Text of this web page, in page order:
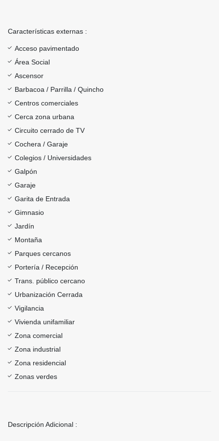
Características externas :
Acceso pavimentado
Área Social
Ascensor
Barbacoa / Parrilla / Quincho
Centros comerciales
Cerca zona urbana
Circuito cerrado de TV
Cochera / Garaje
Colegios / Universidades
Galpón
Garaje
Garita de Entrada
Gimnasio
Jardín
Montaña
Parques cercanos
Portería / Recepción
Trans. público cercano
Urbanización Cerrada
Vigilancia
Vivienda unifamiliar
Zona comercial
Zona industrial
Zona residencial
Zonas verdes
Descripción Adicional :